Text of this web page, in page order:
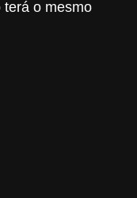
terá o mesmo